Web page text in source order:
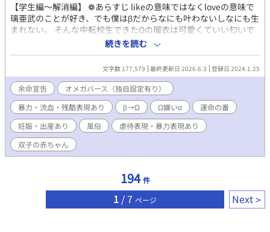
【学生編～解消編】 ❁あらすじ likeの意味ではなくloveの意味で
璃亜武のことが好き、でも僕はβだからなにも叶わないしなにも生
まれない。 そんな中転校生できたΩの瑠衣は可愛くていい匂いで
璃亜武にはお似合いでいいなっていつも傍にいた。 僕ができるこ
とはそう【傍に一緒にいるだけ】それだけでいい。いつまでも璃
亜武の傍にいたい。 散らばっていく僕の大切なもの……。 オメガ
バース作品です。 ❁余命宣告されたΩ編 DLsiteにて販売中！！ あ
らすじ 番の真似事をして番になってしまったαの璃亜武とβの琉
架。そして子を産んだ琉架は命の危機にさらされる。璃亜武の本
当の番に番解消の命令と産んだ子、琉璃を渡すように命じられ
る。番解消のデメリットは死だ。逃れられない運命と琉架は命を
刻々と消費する。しかしそんな琉架を愛し傍にいたいと思うαがい
た要はΩになった琉架と結婚し一人にさせないようにした。それ
でも要はもう琉架の番になることはできない……。 目次 第1章 余
ました⸜(*ˊᗜˋ*)⸝ 【子育て編】月金更新 ❁あらすじ 双子の子ども
を授かった琉架と要は赤ちゃんを守りながら過ごすが、琉架にく
るΩの特徴的な発情期によって琉架は苦しめられていた。しかし
続きを読む
文字数 177,579 最終更新日 2026.6.3 登録日 2024.1.25
余命宣告
オメガバース（独自設定有り）
暴力・流血・残酷表現あり
β→Ω Ω嫌い‪α‬
運命の番
妊娠・出産あり
風俗
虐待表現・暴力表現あり
双子の赤ちゃん
194 件
1 / 7 ページ Next